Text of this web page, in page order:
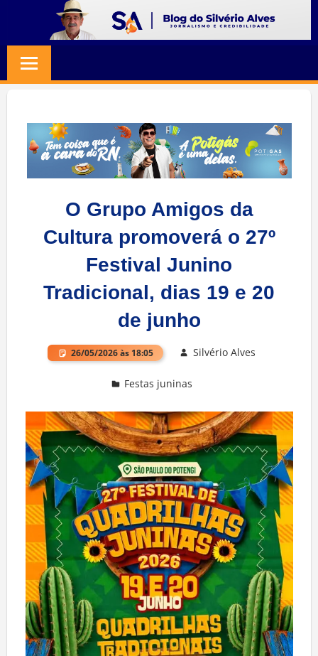
content
SILVERIO
ALVES
Jornalismo
Credibilidade
O Grupo Amigos da
Cultura promoverá o 27º
Festival Junino
Tradicional, dias 19 e 20
de junho
26/05/2026 às 18:05 Silvério Alves
Festas juninas